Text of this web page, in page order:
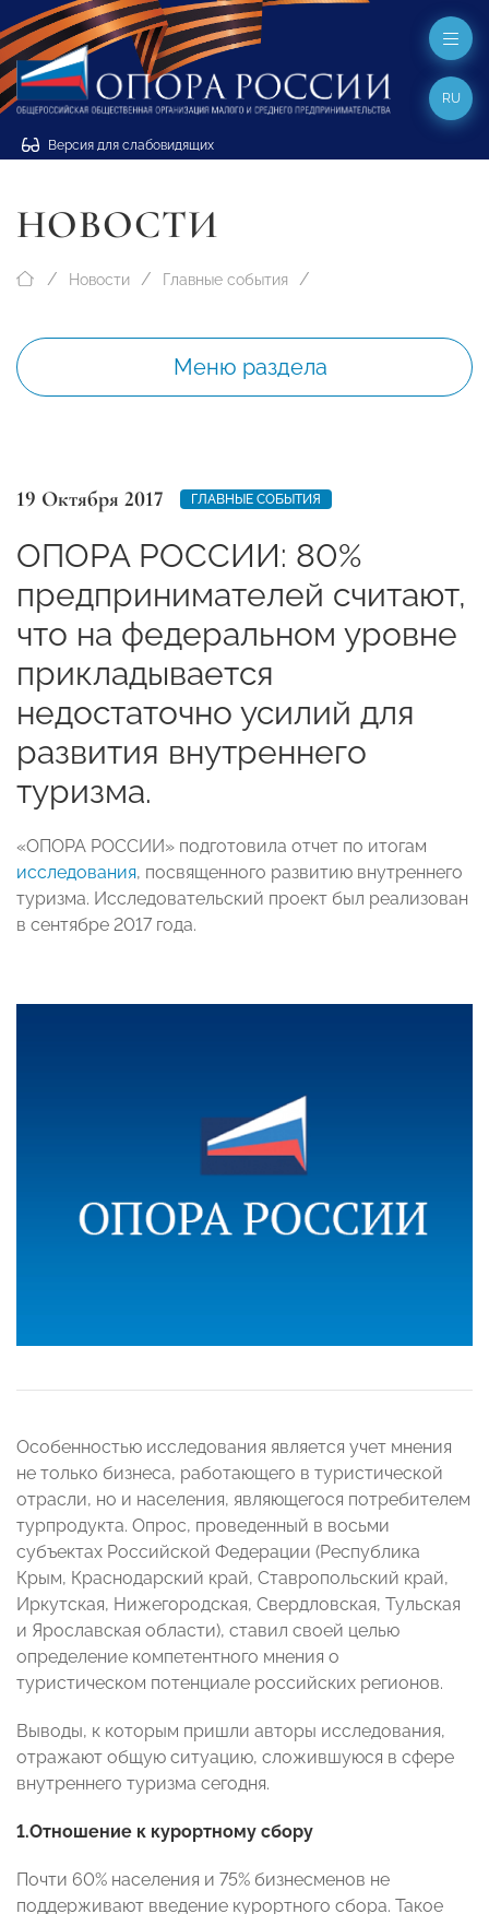
Версия для слабовидящих
RU
НОВОСТИ
Новости Главные события
Меню раздела
19 Октября 2017 ГЛАВНЫЕ СОБЫТИЯ
ОПОРА РОССИИ: 80%
предпринимателей считают,
что на федеральном уровне
прикладывается
недостаточно усилий для
развития внутреннего
туризма.
«ОПОРА РОССИИ» подготовила отчет по итогам
исследования, посвященного развитию внутреннего
туризма. Исследовательский проект был реализован
в сентябре 2017 года.
Особенностью исследования является учет мнения
не только бизнеса, работающего в туристической
отрасли, но и населения, являющегося потребителем
турпродукта. Опрос, проведенный в восьми
субъектах Российской Федерации (Республика
Крым, Краснодарский край, Ставропольский край,
Иркутская, Нижегородская, Свердловская, Тульская
и Ярославская области), ставил своей целью
определение компетентного мнения о
туристическом потенциале российских регионов.
Выводы, к которым пришли авторы исследования,
отражают общую ситуацию, сложившуюся в сфере
внутреннего туризма сегодня.
1.Отношение к курортному сбору
Почти 60% населения и 75% бизнесменов не
поддерживают введение курортного сбора. Такое